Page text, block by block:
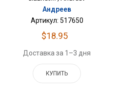
Андреев
Артикул: 517650
$18.95
Доставка за 1–3 дня
КУПИТЬ